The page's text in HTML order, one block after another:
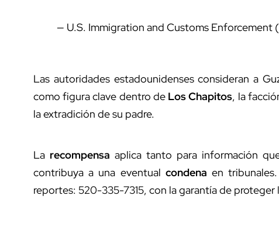
— U.S. Immigration and Customs Enforcement
Las autoridades estadounidenses consideran a
como figura clave dentro de Los Chapitos, la
la extradición de su padre.
La recompensa aplica tanto para información
contribuya a una eventual condena en
reportes: 520-335-7315, con la garantía de